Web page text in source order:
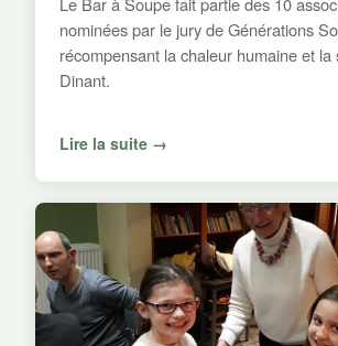
nominées par le jury de Générations
récompensant la chaleur humaine et la
Dinant.
Lire la suite →